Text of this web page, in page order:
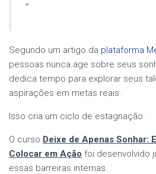
“
Segundo um artigo da plataforma
pessoas nunca age sobre seus
dedica tempo para explorar seus
aspirações em metas reais.
Isso cria um ciclo de estagnação.
O curso Deixe de Apenas Sonhar:
Colocar em Ação foi desenvolvido
essas barreiras internas.